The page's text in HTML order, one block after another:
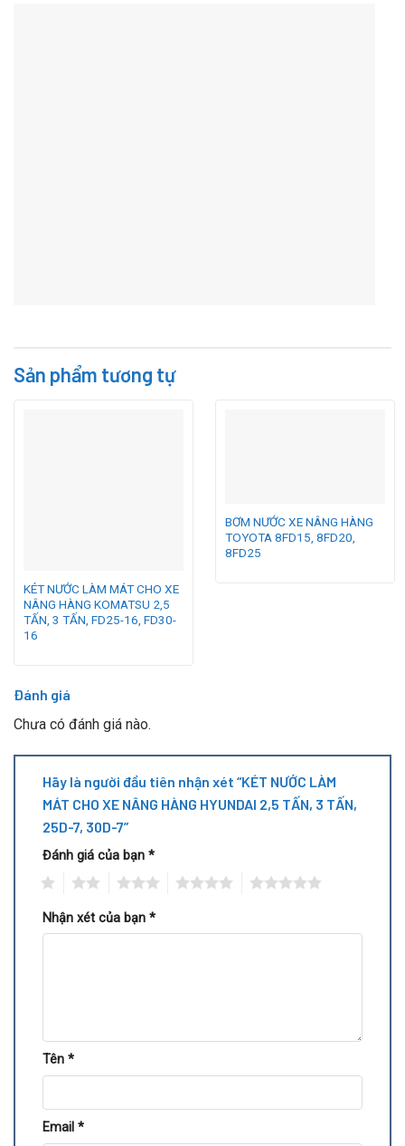
Sản phẩm tương tự
KÉT NƯỚC LÀM MÁT CHO XE
NÂNG HÀNG KOMATSU 2,5
TẤN, 3 TẤN, FD25-16, FD30-
16
BƠM NƯỚC XE NÂNG HÀNG
TOYOTA 8FD15, 8FD20,
8FD25
Đánh giá
Chưa có đánh giá nào.
Hãy là người đầu tiên nhận xét “KÉT NƯỚC LÀM
MÁT CHO XE NÂNG HÀNG HYUNDAI 2,5 TẤN, 3 TẤN,
25D-7, 30D-7”
Đánh giá của bạn *
Nhận xét của bạn *
Tên *
Email *